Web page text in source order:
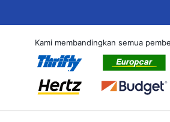
Kami membandingkan semua